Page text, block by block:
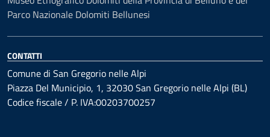
Parco Nazionale Dolomiti Bellunesi
CONTATTI
Comune di San Gregorio nelle Alpi
Piazza Del Municipio, 1, 32030 San Gregorio nelle Alpi (BL)
Codice fiscale / P. IVA:00203700257